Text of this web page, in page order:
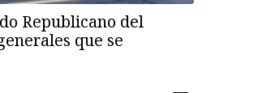
Republicano del
que se